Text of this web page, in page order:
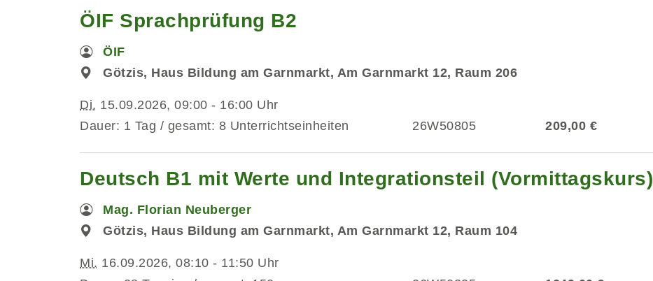
ÖIF Sprachprüfung B2
ÖIF
Götzis, Haus Bildung am Garnmarkt, Am Garnmarkt 12, Raum 206
Di. 15.09.2026, 09:00 - 16:00 Uhr
Dauer: 1 Tag / gesamt: 8 Unterrichtseinheiten
26W50805 209,00 €
Deutsch B1 mit Werte und Integrationsteil (Vormittagskurs)
Mag. Florian Neuberger
Götzis, Haus Bildung am Garnmarkt, Am Garnmarkt 12, Raum 104
Mi. 16.09.2026, 08:10 - 11:50 Uhr